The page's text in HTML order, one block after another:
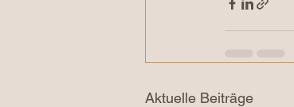
Aktuelle Beiträge